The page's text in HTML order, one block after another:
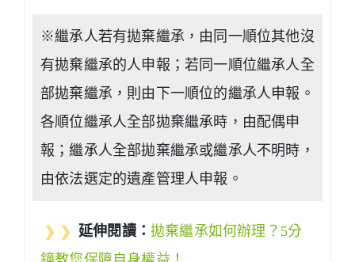
※繼承人若有拋棄繼承，由同一順位其他沒
有拋棄繼承的人申報；若同一順位繼承人全
部拋棄繼承，則由下一順位的繼承人申報。
各順位繼承人全部拋棄繼承時，由配偶申
報；繼承人全部拋棄繼承或繼承人不明時，
由依法選定的遺產管理人申報。
❯ ❯ 延伸閱讀： 拋棄繼承如何辦理？5分